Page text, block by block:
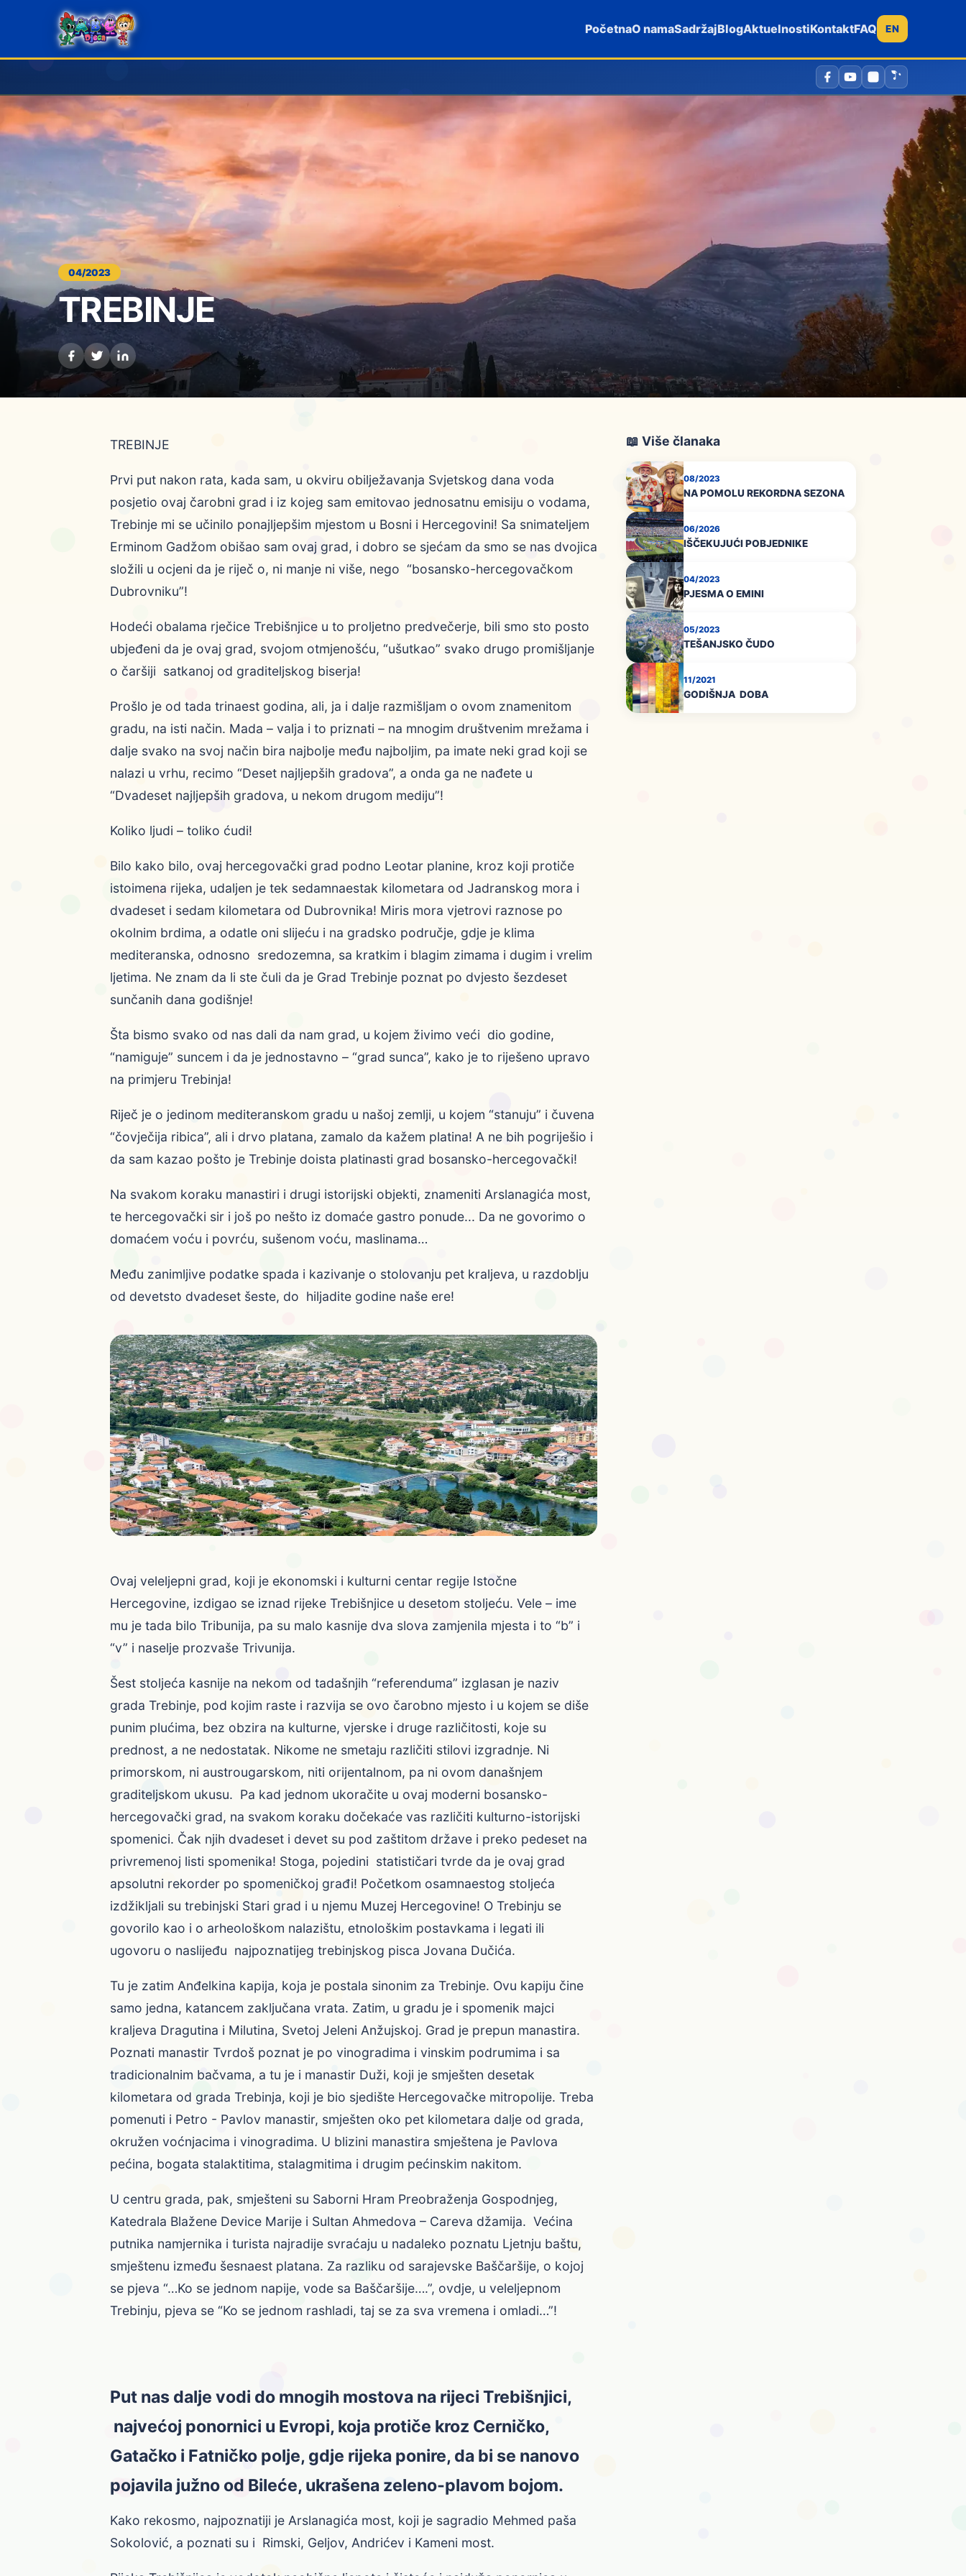
PočetnaO namaSadržajBlogAktuelnostiKontaktFAQ EN
04/2023
TREBINJE
TREBINJE
Prvi put nakon rata, kada sam, u okviru obilježavanja Svjetskog dana voda
posjetio ovaj čarobni grad i iz kojeg sam emitovao jednosatnu emisiju o vodama,
Trebinje mi se učinilo ponajljepšim mjestom u Bosni i Hercegovini! Sa snimateljem
Erminom Gadžom obišao sam ovaj grad, i dobro se sjećam da smo se nas dvojica
složili u ocjeni da je riječ o, ni manje ni više, nego “bosansko-hercegovačkom
Dubrovniku”!
Hodeći obalama rječice Trebišnjice u to proljetno predvečerje, bili smo sto posto
ubjeđeni da je ovaj grad, svojom otmjenošću, “ušutkao” svako drugo promišljanje
o čaršiji satkanoj od graditeljskog biserja!
Prošlo je od tada trinaest godina, ali, ja i dalje razmišljam o ovom znamenitom
gradu, na isti način. Mada – valja i to priznati – na mnogim društvenim mrežama i
dalje svako na svoj način bira najbolje među najboljim, pa imate neki grad koji se
nalazi u vrhu, recimo “Deset najljepših gradova”, a onda ga ne nađete u
“Dvadeset najljepših gradova, u nekom drugom mediju”!
Koliko ljudi – toliko ćudi!
Bilo kako bilo, ovaj hercegovački grad podno Leotar planine, kroz koji protiče
istoimena rijeka, udaljen je tek sedamnaestak kilometara od Jadranskog mora i
dvadeset i sedam kilometara od Dubrovnika! Miris mora vjetrovi raznose po
okolnim brdima, a odatle oni slijeću i na gradsko područje, gdje je klima
mediteranska, odnosno sredozemna, sa kratkim i blagim zimama i dugim i vrelim
ljetima. Ne znam da li ste čuli da je Grad Trebinje poznat po dvjesto šezdeset
sunčanih dana godišnje!
Šta bismo svako od nas dali da nam grad, u kojem živimo veći dio godine,
“namiguje” suncem i da je jednostavno – “grad sunca”, kako je to riješeno upravo
na primjeru Trebinja!
Riječ je o jedinom mediteranskom gradu u našoj zemlji, u kojem “stanuju” i čuvena
“čovječija ribica”, ali i drvo platana, zamalo da kažem platina! A ne bih pogriješio i
da sam kazao pošto je Trebinje doista platinasti grad bosansko-hercegovački!
Na svakom koraku manastiri i drugi istorijski objekti, znameniti Arslanagića most,
te hercegovački sir i još po nešto iz domaće gastro ponude... Da ne govorimo o
domaćem voću i povrću, sušenom voću, maslinama…
Među zanimljive podatke spada i kazivanje o stolovanju pet kraljeva, u razdoblju
od devetsto dvadeset šeste, do hiljadite godine naše ere!
Ovaj veleljepni grad, koji je ekonomski i kulturni centar regije Istočne
Hercegovine, izdigao se iznad rijeke Trebišnjice u desetom stoljeću. Vele – ime
mu je tada bilo Tribunija, pa su malo kasnije dva slova zamjenila mjesta i to “b” i
“v” i naselje prozvaše Trivunija.
Šest stoljeća kasnije na nekom od tadašnjih “referenduma” izglasan je naziv
grada Trebinje, pod kojim raste i razvija se ovo čarobno mjesto i u kojem se diše
punim plućima, bez obzira na kulturne, vjerske i druge različitosti, koje su
prednost, a ne nedostatak. Nikome ne smetaju različiti stilovi izgradnje. Ni
primorskom, ni austrougarskom, niti orijentalnom, pa ni ovom današnjem
graditeljskom ukusu. Pa kad jednom ukoračite u ovaj moderni bosansko-
hercegovački grad, na svakom koraku dočekaće vas različiti kulturno-istorijski
spomenici. Čak njih dvadeset i devet su pod zaštitom države i preko pedeset na
privremenoj listi spomenika! Stoga, pojedini statističari tvrde da je ovaj grad
apsolutni rekorder po spomeničkoj građi! Početkom osamnaestog stoljeća
izdžikljali su trebinjski Stari grad i u njemu Muzej Hercegovine! O Trebinju se
govorilo kao i o arheološkom nalazištu, etnološkim postavkama i legati ili
ugovoru o naslijeđu najpoznatijeg trebinjskog pisca Jovana Dučića.
Tu je zatim Anđelkina kapija, koja je postala sinonim za Trebinje. Ovu kapiju čine
samo jedna, katancem zaključana vrata. Zatim, u gradu je i spomenik majci
kraljeva Dragutina i Milutina, Svetoj Jeleni Anžujskoj. Grad je prepun manastira.
Poznati manastir Tvrdoš poznat je po vinogradima i vinskim podrumima i sa
tradicionalnim bačvama, a tu je i manastir Duži, koji je smješten desetak
kilometara od grada Trebinja, koji je bio sjedište Hercegovačke mitropolije. Treba
pomenuti i Petro - Pavlov manastir, smješten oko pet kilometara dalje od grada,
okružen voćnjacima i vinogradima. U blizini manastira smještena je Pavlova
pećina, bogata stalaktitima, stalagmitima i drugim pećinskim nakitom.
U centru grada, pak, smješteni su Saborni Hram Preobraženja Gospodnjeg,
Katedrala Blažene Device Marije i Sultan Ahmedova – Careva džamija. Većina
putnika namjernika i turista najradije svraćaju u nadaleko poznatu Ljetnju baštu,
smještenu između šesnaest platana. Za razliku od sarajevske Baščaršije, o kojoj
se pjeva “…Ko se jednom napije, vode sa Baščaršije….”, ovdje, u veleljepnom
Trebinju, pjeva se “Ko se jednom rashladi, taj se za sva vremena i omladi…”!
Put nas dalje vodi do mnogih mostova na rijeci Trebišnjici,
najvećoj ponornici u Evropi, koja protiče kroz Cerničko,
Gatačko i Fatničko polje, gdje rijeka ponire, da bi se nanovo
pojavila južno od Bileće, ukrašena zeleno-plavom bojom.
Kako rekosmo, najpoznatiji je Arslanagića most, koji je sagradio Mehmed paša
Sokolović, a poznati su i Rimski, Geljov, Andrićev i Kameni most.
📖 Više članaka
08/2023
NA POMOLU REKORDNA SEZONA
06/2026
IŠČEKUJUĆI POBJEDNIKE
04/2023
PJESMA O EMINI
05/2023
TEŠANJSKO ČUDO
11/2021
GODIŠNJA DOBA